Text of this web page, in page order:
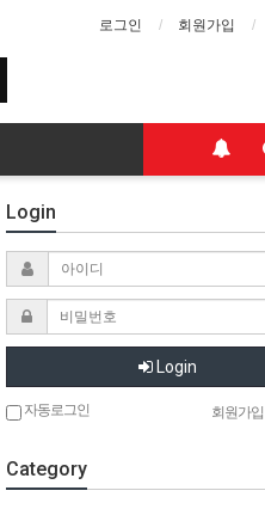
로그인 회원가입
Login
Login
자동로그인 회원가입
Category